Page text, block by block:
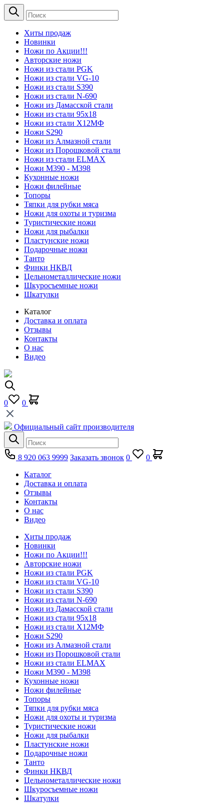
Хиты продаж
Новинки
Ножи по Акции!!!
Авторские ножи
Ножи из стали PGK
Ножи из стали VG-10
Ножи из стали S390
Ножи из стали N-690
Ножи из Дамасской стали
Ножи из стали 95х18
Ножи из стали Х12МФ
Ножи S290
Ножи из Алмазной стали
Ножи из Порошковой стали
Ножи из стали ELMAX
Ножи М390 - М398
Кухонные ножи
Ножи филейные
Топоры
Тяпки для рубки мяса
Ножи для охоты и туризма
Туристические ножи
Ножи для рыбалки
Пластунские ножи
Подарочные ножи
Танто
Финки НКВД
Цельнометаллические ножи
Шкуросъемные ножи
Шкатулки
Каталог
Доставка и оплата
Отзывы
Контакты
О нас
Видео
0 0
Официальный сайт производителя
8 920 063 9999 Заказать звонок 0
0
Каталог
Доставка и оплата
Отзывы
Контакты
О нас
Видео
Хиты продаж
Новинки
Ножи по Акции!!!
Авторские ножи
Ножи из стали PGK
Ножи из стали VG-10
Ножи из стали S390
Ножи из стали N-690
Ножи из Дамасской стали
Ножи из стали 95х18
Ножи из стали Х12МФ
Ножи S290
Ножи из Алмазной стали
Ножи из Порошковой стали
Ножи из стали ELMAX
Ножи М390 - М398
Кухонные ножи
Ножи филейные
Топоры
Тяпки для рубки мяса
Ножи для охоты и туризма
Туристические ножи
Ножи для рыбалки
Пластунские ножи
Подарочные ножи
Танто
Финки НКВД
Цельнометаллические ножи
Шкуросъемные ножи
Шкатулки